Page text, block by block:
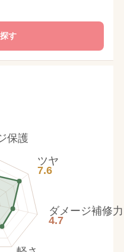
す
保護
ツヤ
7.6
ダメージ補修力
4.7